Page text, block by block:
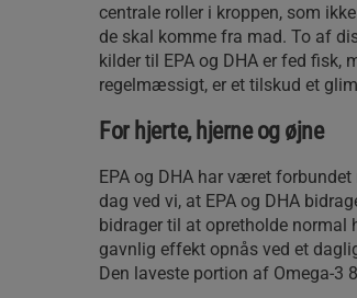
centrale roller i kroppen, som
de skal komme fra mad. To af
kilder til EPA og DHA er fed fisk,
regelmæssigt, er et tilskud et
For hjerte, hjerne og øjne
EPA og DHA har været
dag ved vi, at EPA og DHA
bidrager til at opretholde normal
gavnlig effekt opnås ved et
Den laveste portion af Omega-3